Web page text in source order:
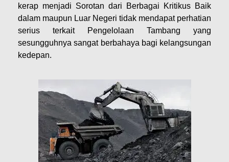
kerap menjadi Sorotan dari Berbagai Kritikus Baik
dalam maupun Luar Negeri tidak mendapat perhatian
serius terkait Pengelolaan Tambang yang
sesungguhnya sangat berbahaya bagi kelangsungan
kedepan.